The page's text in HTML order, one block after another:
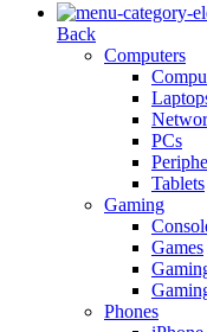
Back
Computers
PCs
Tablets
Gaming
Games
Phones